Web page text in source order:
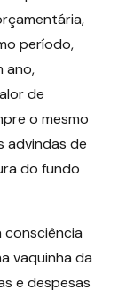
período,
ano,
de
o mesmo
advindas de
do fundo
vaquinha da
e despesas